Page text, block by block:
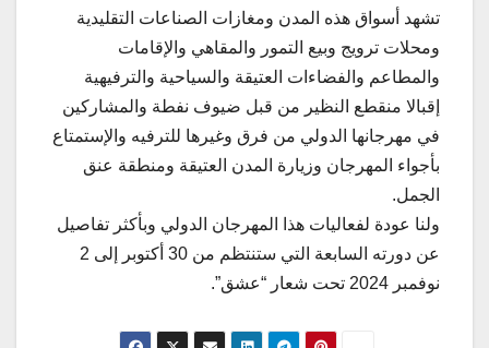
تشهد أسواق هذه المدن ومغازات الصناعات التقليدية
ومحلات ترويج وبيع التمور والمقاهي والإقامات
والمطاعم والفضاءات العتيقة والسياحية والترفيهية
إقبالا منقطع النظير من قبل ضيوف نفطة والمشاركين
في مهرجانها الدولي من فرق وغيرها للترفيه والإستمتاع
بأجواء المهرجان وزيارة المدن العتيقة ومنطقة عنق
الجمل.
ولنا عودة لفعاليات هذا المهرجان الدولي وبأكثر تفاصيل
عن دورته السابعة التي ستنتظم من 30 أكتوبر إلى 2
نوفمبر 2024 تحت شعار “عشق”.